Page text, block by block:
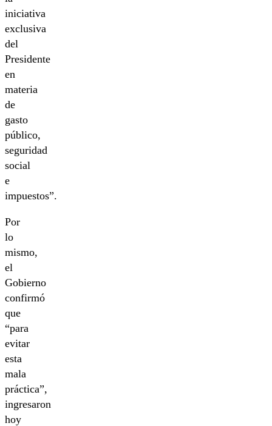
iniciativa
exclusiva
del
Presidente
en
materia
de
gasto
público,
seguridad
social
e
impuestos”.
Por
lo
mismo,
el
Gobierno
confirmó
que
“para
evitar
esta
mala
práctica”,
ingresaron
hoy